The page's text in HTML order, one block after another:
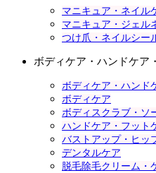
マニキュア・ネイル
マニキュア・ジェル
つけ爪・ネイルシー
ボディケア・ハンドケア
ボディケア・ハンド
ボディケア
ボディスクラブ・ソ
ハンドケア・フット
バストアップ・ヒッ
デンタルケア
脱毛除毛クリーム・